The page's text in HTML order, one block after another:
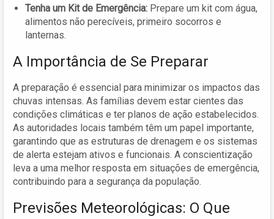
Tenha um Kit de Emergência: Prepare um kit com água,
alimentos não perecíveis, primeiro socorros e
lanternas.
A Importância de Se Preparar
A preparação é essencial para minimizar os impactos das
chuvas intensas. As famílias devem estar cientes das
condições climáticas e ter planos de ação estabelecidos.
As autoridades locais também têm um papel importante,
garantindo que as estruturas de drenagem e os sistemas
de alerta estejam ativos e funcionais. A conscientização
leva a uma melhor resposta em situações de emergência,
contribuindo para a segurança da população.
Previsões Meteorológicas: O Que